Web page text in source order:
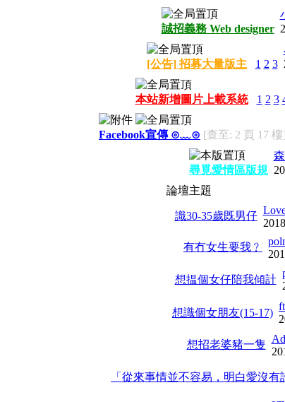
誠招義務 Web designer
[公告] 招募大量版主 1 2 3
本站新增圖片上載系統 1 2 3
Facebook宣傳 ⊙﹏⊙ [查至: 2 頁 17 樓]
尋覓愛情區版規
論壇主題
識30-35歲既男仔
有冇女生要我﹖
想揾個女仔陪我傾計
想識個女朋友(15-17)
想招老婆豬一隻
「從來事情並不容易，明白愛沒有